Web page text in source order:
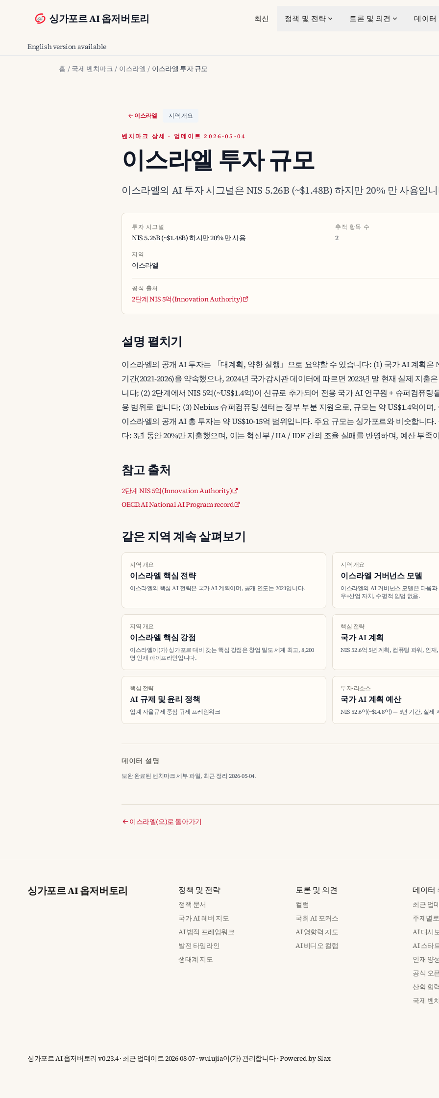
싱가포르 AI 옵저버토리 최신 정책 및 전략 토론 및 의견 데이터
English version available
홈 / 국제 벤치마크 / 이스라엘 / 이스라엘 투자 규모
이스라엘 지역 개요
벤치마크 상세 · 업데이트 2026-05-04
이스라엘 투자 규모
이스라엘의 AI 투자 시그널은 NIS 5.26B (~$1.48B) 하지만 20% 만 사용입
투자 시그널
NIS 5.26B (~$1.48B) 하지만 20% 만 사용
추적 항목 수
2
지역
이스라엘
공식 출처
2단계 NIS 5억(Innovation Authority)
설명 펼치기
이스라엘의 공개 AI 투자는 「대계획, 약한 실행」으로 요약할 수 있습니다: (1) 국가 AI 계획은
기간(2021-2026)을 약속했으나, 2024년 국가감시관 데이터에 따르면 2023년 말 현재 실제 지출
니다; (2) 2단계에서 NIS 5억(~US$1.4억)이 신규로 추가되어 전용 국가 AI 연구원 + 슈퍼컴퓨팅
용 범위로 합니다; (3) Nebius 슈퍼컴퓨팅 센터는 정부 부분 지원으로, 규모는 약 US$1.4억이며
이스라엘의 공개 AI 총 투자는 약 US$10-15억 범위입니다. 주요 규모는 싱가포르와 비슷합니다
다: 3년 동안 20%만 지출했으며, 이는 혁신부 / IIA / IDF 간의 조율 실패를 반영하며, 예산 부족
참고 출처
2단계 NIS 5억(Innovation Authority)
OECD.AI National AI Program record
같은 지역 계속 살펴보기
지역 개요
이스라엘 핵심 전략
이스라엘의 핵심 AI 전략은 국가 AI 계획이며, 공개 연도는 2021입니다.
지역 개요
이스라엘 거버넌스 모델
이스라엘의 AI 거버넌스 모델은 다음
우+산업 자치, 수평적 입법 없음.
지역 개요
이스라엘 핵심 강점
이스라엘이(가) 싱가포르 대비 갖는 핵심 강점은 창업 밀도 세계 최고, 8,200
명 인재 파이프라인입니다.
핵심 전략
국가 AI 계획
NIS 52.6억 5년 계획, 컴퓨팅 파워, 인재
핵심 전략
AI 규제 및 윤리 정책
업계 자율규제 중심 규제 프레임워크
투자·리소스
국가 AI 계획 예산
NIS 52.6억(~$14.8억) — 5년 기간, 실제
데이터 설명
보완 완료된 벤치마크 세부 파일, 최근 정리 2026-05-04.
이스라엘(으)로 돌아가기
싱가포르 AI 옵저버토리 정책 및 전략
정책 문서
국가 AI 레버 지도
AI 법적 프레임워크
발전 타임라인
생태계 지도
토론 및 의견
컬럼
국회 AI 포커스
AI 영향력 지도
AI 비디오 컬럼
데이터
최근 업
주제별
AI 대시
AI 스타
인재 양성
공식 오
산학 협
국제 벤
싱가포르 AI 옵저버토리 v0.23.4 · 최근 업데이트 2026-08-07 · wulujia이(가) 관리합니다· Powered bySlax